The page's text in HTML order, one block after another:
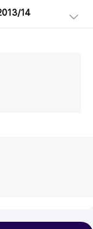
14